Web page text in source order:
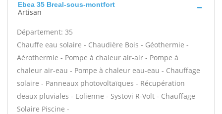
Ebea 35 Breal-sous-montfort
Artisan
Département: 35
Chauffe eau solaire - Chaudière Bois - Géothermie -
Aérothermie - Pompe à chaleur air-air - Pompe à
chaleur air-eau - Pompe à chaleur eau-eau - Chauffage
solaire - Panneaux photovoltaïques - Récupération
deaux pluviales - Eolienne - Systovi R-Volt - Chauffage
Solaire Piscine -